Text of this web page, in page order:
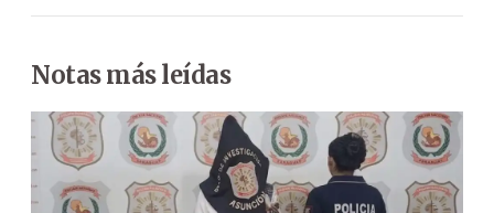
Notas más leídas